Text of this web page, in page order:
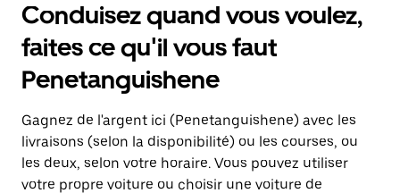
Conduisez quand vous voulez,
faites ce qu'il vous faut
Penetanguishene
Gagnez de l'argent ici (Penetanguishene) avec les
livraisons (selon la disponibilité) ou les courses, ou
les deux, selon votre horaire. Vous pouvez utiliser
votre propre voiture ou choisir une voiture de